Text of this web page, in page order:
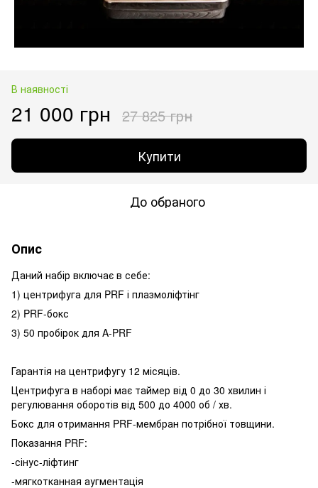
В наявності
21 000 грн 27 825 грн
Купити
До обраного
Опис
Даний набір включає в себе:
1) центрифуга для PRF і плазмоліфтінг
2) PRF-бокс
3) 50 пробірок для A-PRF
Гарантія на центрифугу 12 місяців.
Центрифуга в наборі має таймер від 0 до 30 хвилин і
регулювання оборотів від 500 до 4000 об / хв.
Бокс для отримання PRF-мембран потрібної товщини.
Показання PRF:
-сінус-ліфтинг
-мягкотканная аугментація